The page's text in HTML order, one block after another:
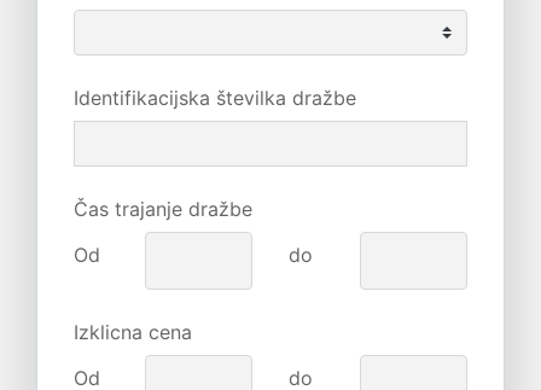
Identifikacijska številka dražbe
Čas trajanje dražbe
Od
do
Izklicna cena
Od
do